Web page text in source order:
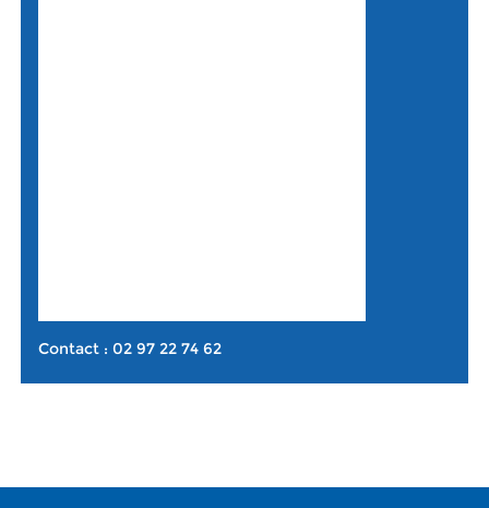
Contact : 02 97 22 74 62